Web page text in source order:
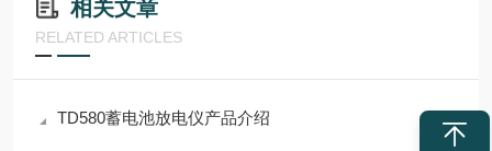
相关文章
RELATED ARTICLES
TD580蓄电池放电仪产品介绍